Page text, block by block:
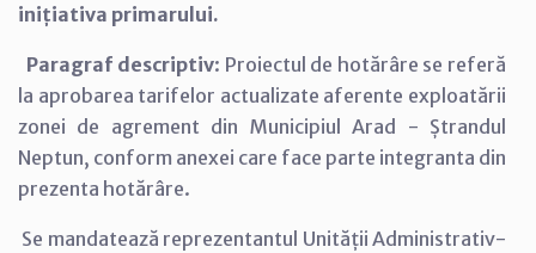
inițiativa primarului.
Paragraf descriptiv: Proiectul de hotărâre se referă
la aprobarea tarifelor actualizate aferente exploatării
zonei de agrement din Municipiul Arad - Ștrandul
Neptun, conform anexei care face parte integranta din
prezenta hotărâre.
Se mandatează reprezentantul Unității Administrativ-